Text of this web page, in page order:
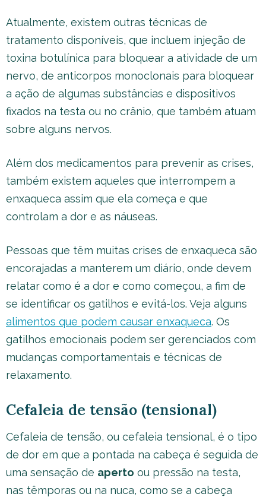
Atualmente, existem outras técnicas de
tratamento disponíveis, que incluem injeção de
toxina botulínica para bloquear a atividade de um
nervo, de anticorpos monoclonais para bloquear
a ação de algumas substâncias e dispositivos
fixados na testa ou no crânio, que também atuam
sobre alguns nervos.
Além dos medicamentos para prevenir as crises,
também existem aqueles que interrompem a
enxaqueca assim que ela começa e que
controlam a dor e as náuseas.
Pessoas que têm muitas crises de enxaqueca são
encorajadas a manterem um diário, onde devem
relatar como é a dor e como começou, a fim de
se identificar os gatilhos e evitá-los. Veja alguns
alimentos que podem causar enxaqueca. Os
gatilhos emocionais podem ser gerenciados com
mudanças comportamentais e técnicas de
relaxamento.
Cefaleia de tensão (tensional)
Cefaleia de tensão, ou cefaleia tensional, é o tipo
de dor em que a pontada na cabeça é seguida de
uma sensação de aperto ou pressão na testa,
nas têmporas ou na nuca, como se a cabeça